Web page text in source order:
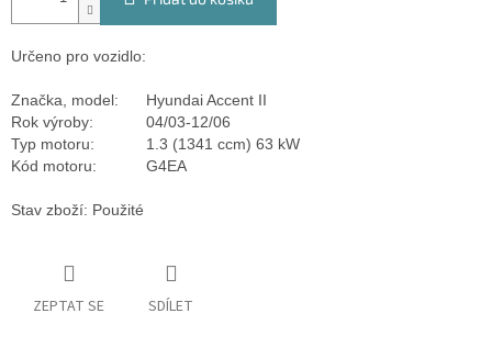
Určeno pro vozidlo:
Značka, model:
Hyundai Accent II
Rok výroby:
04/03-12/06
Typ motoru:
1.3 (1341 ccm) 63 kW
Kód motoru:
G4EA
Stav zboží: Použité
ZEPTAT SE SDÍLET